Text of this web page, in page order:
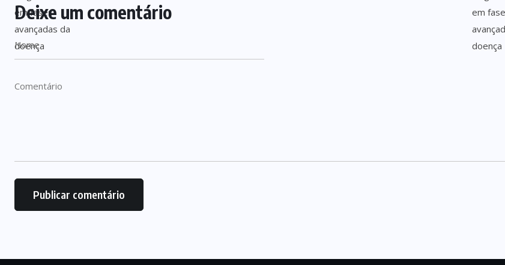
Deixe um comentário